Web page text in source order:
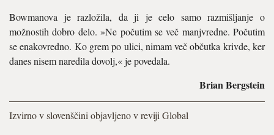
Bowmanova je razložila, da ji je celo samo razmišljanje o
možnostih dobro delo. »Ne počutim se več manjvredne. Počutim
se enakovredno. Ko grem po ulici, nimam več občutka krivde, ker
danes nisem nare­dila dovolj,« je povedala.
Brian Bergstein
Izvirno v slovenščini objavljeno v reviji Global